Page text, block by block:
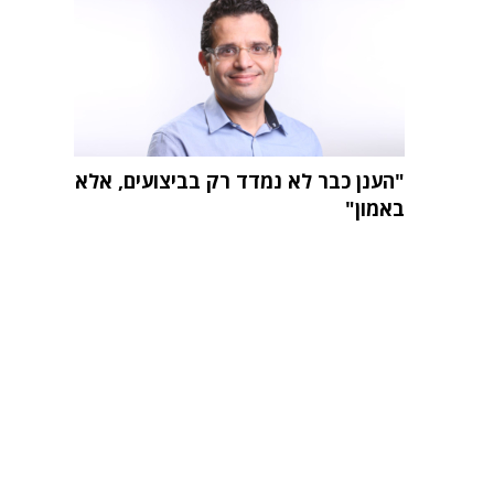
"הענן כבר לא נמדד רק בביצועים, אלא
באמון"